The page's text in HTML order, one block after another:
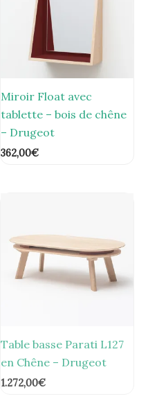
Miroir Float avec
tablette – bois de chêne
– Drugeot
362,00€
Table basse Parati L127
en Chêne – Drugeot
1.272,00€